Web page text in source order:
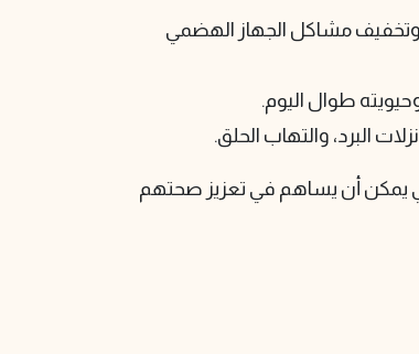
مشاكل الجهاز الهضمي
طوال اليوم.
البرد، والتهاب الحلق.
يمكن أن يساهم في تعزيز صحتهم